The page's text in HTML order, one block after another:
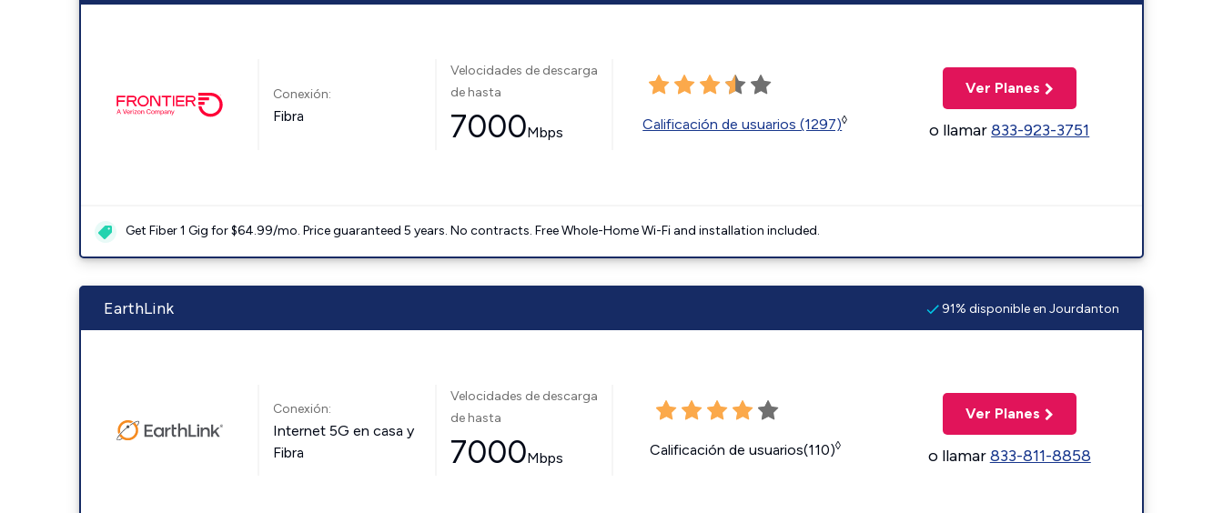
Conexión:
Fibra
Velocidades de descarga
de hasta
7000Mbps Calificación de usuarios (1297)◊
Ver Planes
o llamar833-923-3751
Get Fiber 1 Gig for $64.99/mo. Price guaranteed 5 years. No contracts. Free Whole-Home Wi-Fi and installation included.
EarthLink 91% disponible en Jourdanton
Conexión:
Internet 5G en casa y
Fibra
Velocidades de descarga
de hasta
7000Mbps Calificación de usuarios(110)◊
Ver Planes
o llamar833-811-8858